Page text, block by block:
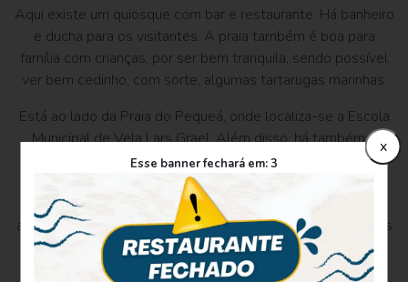
Aqui existe um quiosque com bar e restaurante. Há banheiro
e ducha para os visitantes. A praia também é boa para
família com crianças, por ser bem tranquila, sendo possível
ver bem cedinho, com sorte, algumas tartarugas marinhas.
Está ao lado da Praia do Pequeá, onde localiza-se a Escola
Municipal de Vela Lars Grael. Além disso, há também o
Parque Municipal Fazenda Engenho D’Água
, e é
bem próxima ao Centro Histórico. No calçadão, aproveite
para admirar as grandiosas esculturas de Gilmar Pinna,
artista caiçara que reproduziu os passos da Via Sacra, feitas
com aço inox.
x
Esse banner fechará em:3